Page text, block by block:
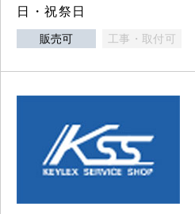
日・祝祭日
販売可 工事・取付可